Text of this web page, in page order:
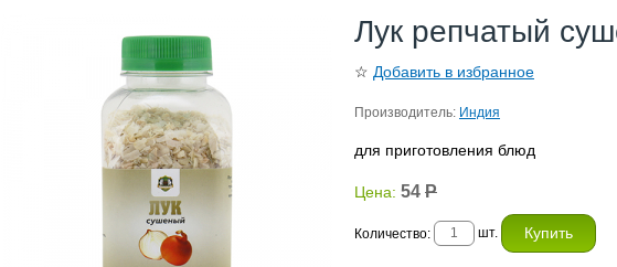
Лук репчатый
☆ Добавить в избранное
Производитель: Индия
для приготовления блюд
Цена: 54 Р
Количество: шт.